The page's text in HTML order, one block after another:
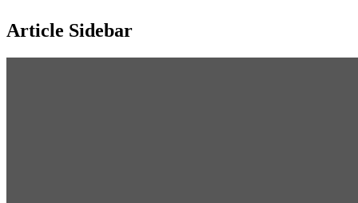
Article Sidebar